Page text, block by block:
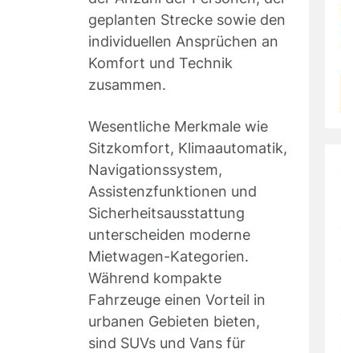
geplanten Strecke sowie den
individuellen Ansprüchen an
Komfort und Technik
zusammen.
Wesentliche Merkmale wie
Sitzkomfort, Klimaautomatik,
Navigationssystem,
Assistenzfunktionen und
Sicherheitsausstattung
unterscheiden moderne
Mietwagen-Kategorien.
Während kompakte
Fahrzeuge einen Vorteil in
urbanen Gebieten bieten,
sind SUVs und Vans für